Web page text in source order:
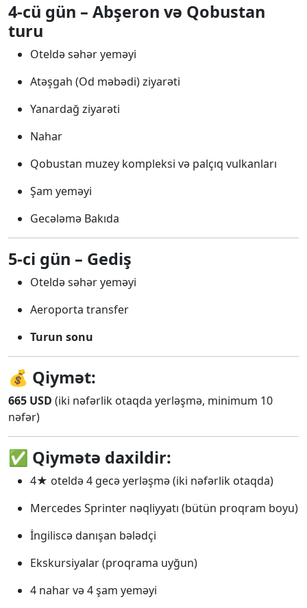
4-cü gün – Abşeron və Qobustan
turu
Oteldə səhər yeməyi
Atəşgah (Od məbədi) ziyarəti
Yanardağ ziyarəti
Nahar
Qobustan muzey kompleksi və palçıq vulkanları
Şam yeməyi
Gecələmə Bakıda
5-ci gün – Gediş
Oteldə səhər yeməyi
Aeroporta transfer
Turun sonu
💰 Qiymət:
665 USD (iki nəfərlik otaqda yerləşmə, minimum 10
nəfər)
✅ Qiymətə daxildir:
4★ oteldə 4 gecə yerləşmə (iki nəfərlik otaqda)
Mercedes Sprinter nəqliyyatı (bütün proqram boyu)
İngiliscə danışan bələdçi
Ekskursiyalar (proqrama uyğun)
4 nahar və 4 şam yeməyi